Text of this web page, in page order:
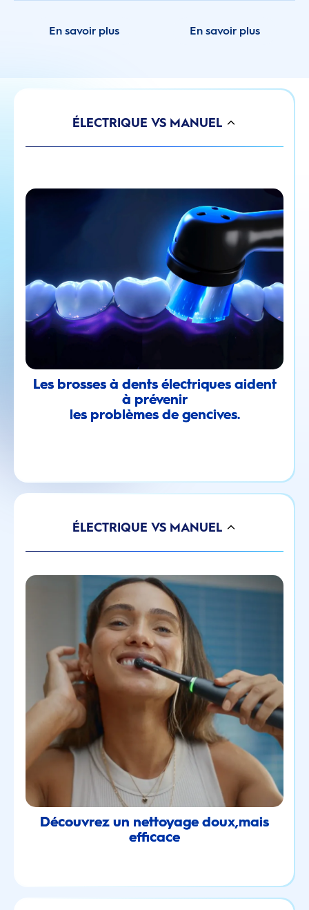
En savoir plus En savoir plus
ÉLECTRIQUE VS MANUEL
Les brosses à dents électriques aident
à prévenir
les problèmes de gencives.
ÉLECTRIQUE VS MANUEL
Découvrez un nettoyage doux,mais
efficace